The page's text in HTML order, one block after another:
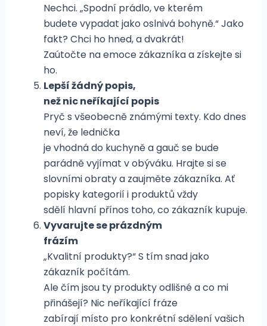
Nechci. „Spodní prádlo, ve kterém
budete vypadat jako oslnivá bohyně.“ Jako
fakt? Chci ho hned, a dvakrát!
Zaútočte na emoce zákazníka a získejte si
ho.
Lepší žádný popis,
než nic neříkající popis
Pryč s všeobecně známými texty. Kdo dnes
neví, že lednička
je vhodná do kuchyně a gauč se bude
parádně vyjímat v obýváku. Hrajte si se
slovními obraty a zaujměte zákazníka. Ať
popisky kategorií i produktů vždy
sdělí hlavní přínos toho, co zákazník kupuje.
Vyvarujte se prázdným
frázím
„Kvalitní produkty?“ S tím snad jako
zákazník počítám.
Ale čím jsou ty produkty odlišné a co mi
přinášejí? Nic neříkající fráze
zabírají místo pro konkrétní sdělení vašich